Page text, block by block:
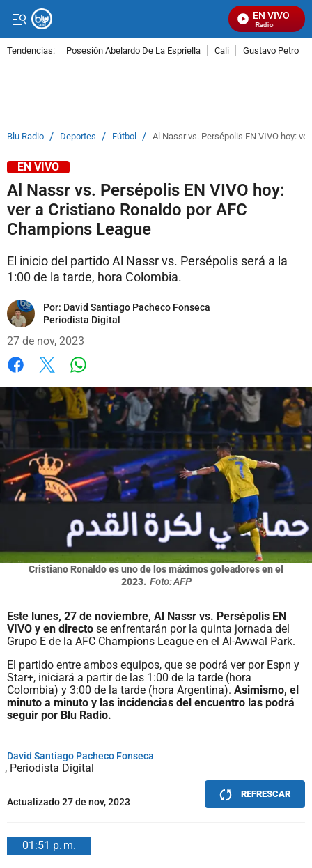
EN VIVO
Señal Visual Radio
Tendencias: Posesión Abelardo De La Espriella Cali Gustavo Petro
Blu Radio / Deportes / Fútbol / Al Nassr vs. Persépolis EN VIVO hoy:
EN VIVO
Al Nassr vs. Persépolis EN VIVO hoy:
ver a Cristiano Ronaldo por AFC
Champions League
El inicio del partido Al Nassr vs. Persépolis será a la
1:00 de la tarde, hora Colombia.
Por: David Santiago Pacheco Fonseca
Periodista Digital
27 de nov, 2023
Cristiano Ronaldo es uno de los máximos goleadores en el
2023. Foto: AFP
Este lunes, 27 de noviembre, Al Nassr vs. Persépolis EN
VIVO y en directo se enfrentarán por la quinta jornada del
Grupo E de la AFC Champions League en el Al-Awwal Park.
El partido entre ambos equipos, que se podrá ver por Espn y
Star+, iniciará a partir de las 1:00 de la tarde (hora
Colombia) y 3:00 de la tarde (hora Argentina). Asimismo, el
minuto a minuto y las incidencias del encuentro las podrá
seguir por Blu Radio.
David Santiago Pacheco Fonseca
Periodista Digital
Actualizado 27 de nov, 2023
REFRESCAR
01:51 p. m.